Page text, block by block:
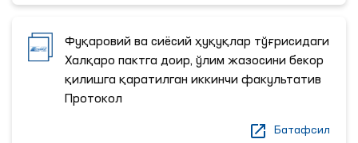
Фуқаровий ва сиёсий ҳуқуқлар тўғрисидаги
Халқаро пактга доир, ўлим жазосини бекор
қилишга қаратилган иккинчи факультатив
Протокол
Батафсил